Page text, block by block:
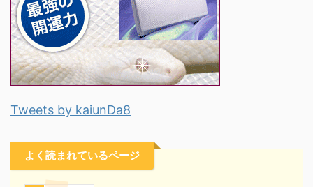
Tweets by kaiunDa8
よく読まれているページ